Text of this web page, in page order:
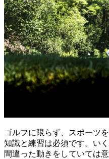
ゴルフに限らず、スポーツ
知識と練習は必須です。い
間違った動きをしていては